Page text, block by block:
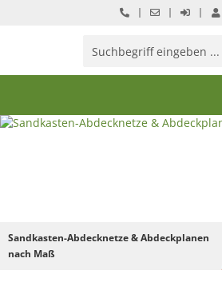
Sandkasten-Abdecknetze & Abdeckplanen
nach Maß